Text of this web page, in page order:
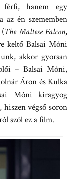
férfi, hanem egy
az én szememben
The Maltese Falcon,
keltő Balsai Móni
akkor gyorsan
– Balsai Móni,
Áron és Kulka
Móni kiragyog
végső soron
szól ez a film.